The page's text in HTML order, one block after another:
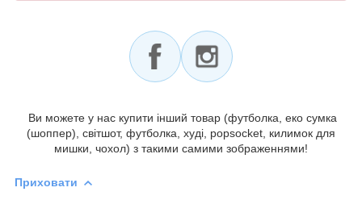
Ви можете у нас купити інший товар (футболка, еко сумка
(шоппер), світшот, футболка, худі, popsocket, килимок для
мишки, чохол) з такими самими зображеннями!
Приховати